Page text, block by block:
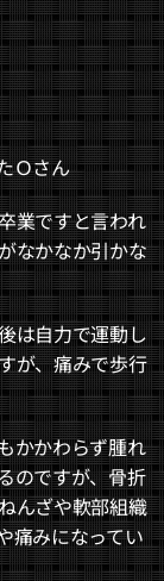
Ｏさん
業ですと言われ
なかなか引かな
は自力で運動し
が、痛みで歩行
かかわらず腫れ
のですが、骨折
んざや軟部組織
痛みになってい